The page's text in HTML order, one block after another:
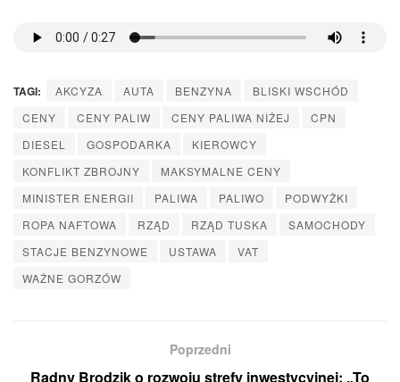
TAGI: AKCYZA AUTA BENZYNA
BLISKI WSCHÓD
CENY
CENY PALIW CENY PALIWA NIŻEJ
CPN
DIESEL
GOSPODARKA
KIEROWCY
KONFLIKT ZBROJNY
MAKSYMALNE CENY
MINISTER ENERGII
PALIWA PALIWO
PODWYŻKI
ROPA NAFTOWA
RZĄD RZĄD TUSKA
SAMOCHODY
STACJE BENZYNOWE
USTAWA
VAT
WAŻNE GORZÓW
Poprzedni
Radny Brodzik o rozwoju strefy inwestycyjnej: „To